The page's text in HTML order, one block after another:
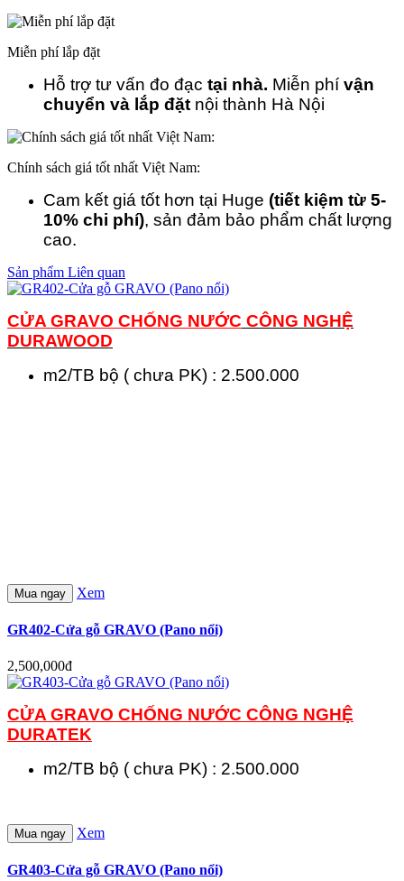
Miễn phí lắp đặt
Hỗ trợ tư vấn đo đạc tại nhà. Miễn phí vận
chuyển và lắp đặt nội thành Hà Nội
Chính sách giá tốt nhất Việt Nam:
Cam kết giá tốt hơn tại Huge (tiết kiệm từ 5-
10% chi phí), sản đảm bảo phẩm chất lượng
cao.
Sản phẩm Liên quan
CỬA GRAVO CHỐNG NƯỚC CÔNG NGHỆ
DURAWOOD
m2/TB bộ ( chưa PK) : 2.500.000
Mua ngay Xem
GR402-Cửa gỗ GRAVO (Pano nổi)
2,500,000đ
CỬA GRAVO CHỐNG NƯỚC CÔNG NGHỆ
DURATEK
m2/TB bộ ( chưa PK) : 2.500.000
Mua ngay Xem
GR403-Cửa gỗ GRAVO (Pano nổi)